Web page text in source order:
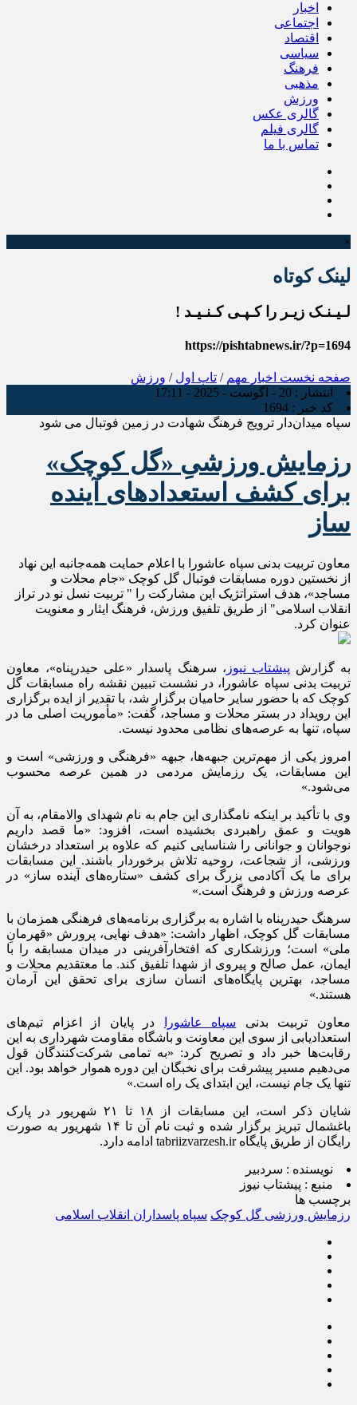
اخبار
اجتماعی
اقتصاد
سیاسی
فرهنگ
مذهبی
ورزش
گالری عکس
گالری فیلم
تماس با ما
×
لینک کوتاه
لـیـنـک زیـر را کـپـی کـنـیـد !
https://pishtabnews.ir/?p=1694
صفحه نخست اخبار مهم / تاپ اول / ورزش
انتشار : 20 - آگوست - 2025 - 17:11
کد خبر : 1694
سپاه میدان‌دار ترویج فرهنگ شهادت در زمین فوتبال می شود
رزمایش ورزشیِ «گل کوچک»
برای کشف استعدادهای آینده
ساز
معاون تربیت بدنی سپاه عاشورا با اعلام حمایت همه‌جانبه این نهاد
از نخستین دوره مسابقات فوتبال گل کوچک «جام محلات و
مساجد»، هدف استراتژیک این مشارکت را " تربیت نسل نو در تراز
انقلاب اسلامی" از طریق تلفیق ورزش، فرهنگ ایثار و معنویت
عنوان کرد.
به گزارش پیشتاب نیوز ، سرهنگ پاسدار «علی حیدرپناه»، معاون
تربیت بدنی سپاه عاشورا، در نشست تبیین نقشه راه مسابقات گل
کوچک که با حضور سایر حامیان برگزار شد، با تقدیر از ایده برگزاری
این رویداد در بستر محلات و مساجد، گفت: «مأموریت اصلی ما در
سپاه، تنها به عرصه‌های نظامی محدود نیست.
امروز یکی از مهم‌ترین جبهه‌ها، جبهه «فرهنگی و ورزشی» است و
این مسابقات، یک رزمایش مردمی در همین عرصه محسوب
می‌شود.»
وی با تأکید بر اینکه نامگذاری این جام به نام شهدای والامقام، به آن
هویت و عمق راهبردی بخشیده است، افزود: «ما قصد داریم
نوجوانان و جوانانی را شناسایی کنیم که علاوه بر استعداد درخشان
ورزشی، از شجاعت، روحیه تلاش برخوردار باشند. این مسابقات
برای ما یک آکادمی بزرگ برای کشف «ستاره‌های آینده ساز» در
عرصه ورزش و فرهنگ است.»
سرهنگ حیدرپناه با اشاره به برگزاری برنامه‌های فرهنگی همزمان با
مسابقات گل کوچک، اظهار داشت: «هدف نهایی، پرورش «قهرمانِ
ملی» است؛ ورزشکاری که افتخارآفرینی در میدان مسابقه را با
ایمان، عمل صالح و پیروی از شهدا تلفیق کند. ما معتقدیم محلات و
مساجد، بهترین پایگاه‌های انسان سازی برای تحقق این آرمان
هستند.»
معاون تربیت بدنی سپاه عاشورا
در پایان از اعزام تیم‌های
استعدادیابی از سوی این معاونت و باشگاه‌ مقاومت شهرداری به این
رقابت‌ها خبر داد و تصریح کرد: «به تمامی شرکت‌کنندگان قول
می‌دهیم مسیر پیشرفت برای نخبگان این دوره هموار خواهد بود. این
تنها یک جام نیست، این ابتدای یک راه است.»
شایان ذکر است، این مسابقات از ۱۸ تا ۲۱ شهریور در پارک
باغشمال تبریز برگزار شده و ثبت نام آن تا ۱۴ شهریور به صورت
رایگان از طریق پایگاه tabriizvarzesh.ir ادامه دارد.
نویسنده : سردبیر
منبع : پیشتاب نیوز
برچسب ها
رزمایش ورزشی گل کوچک سپاه پاسداران انقلاب اسلامی